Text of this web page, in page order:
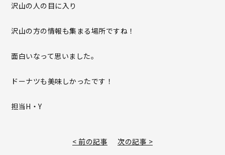
沢山の人の目に入り
沢山の方の情報も集まる場所ですね！
面白いなって思いました。
ドーナツも美味しかったです！
担当H・Y
< 前の記事 次の記事 >